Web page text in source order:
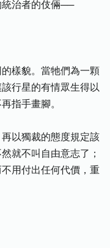
統治者的伎倆──
樣貌。當牠們為一顆
行星的有情眾生得以
指手畫腳。
以獨裁的態度規定該
就不叫自由意志了；
用付出任何代價，重